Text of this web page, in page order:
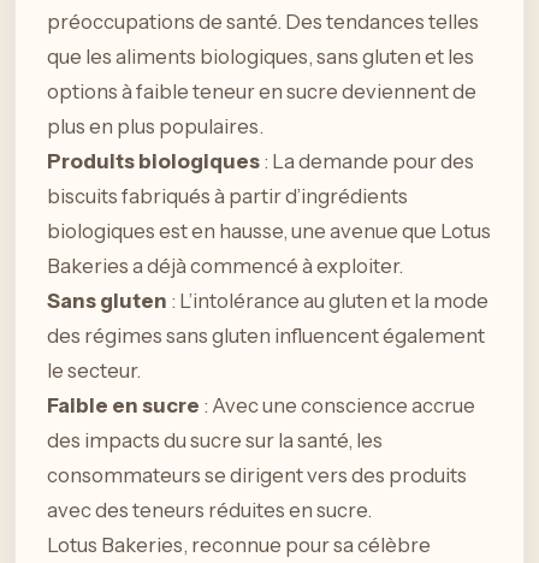
préoccupations de santé. Des tendances telles
que les aliments biologiques, sans gluten et les
options à faible teneur en sucre deviennent de
plus en plus populaires.
Produits biologiques : La demande pour des
biscuits fabriqués à partir d’ingrédients
biologiques est en hausse, une avenue que Lotus
Bakeries a déjà commencé à exploiter.
Sans gluten : L’intolérance au gluten et la mode
des régimes sans gluten influencent également
le secteur.
Faible en sucre : Avec une conscience accrue
des impacts du sucre sur la santé, les
consommateurs se dirigent vers des produits
avec des teneurs réduites en sucre.
Lotus Bakeries, reconnue pour sa célèbre